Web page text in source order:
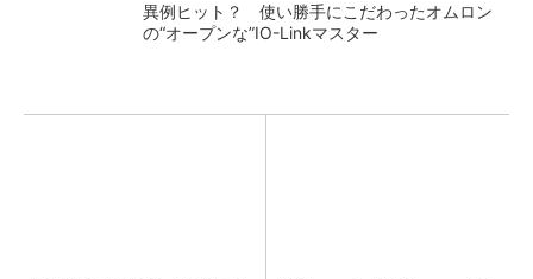
異例ヒット？ 使い勝手にこだわったオムロン
の“オープンな”IO-Linkマスター